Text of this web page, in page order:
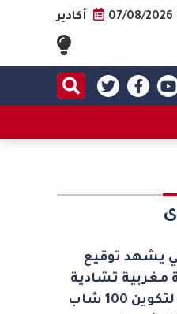
07/08/2026 أكادير
يشهد توقيع
مغربية تشادية
بأكادير لتكوين 100 شاب